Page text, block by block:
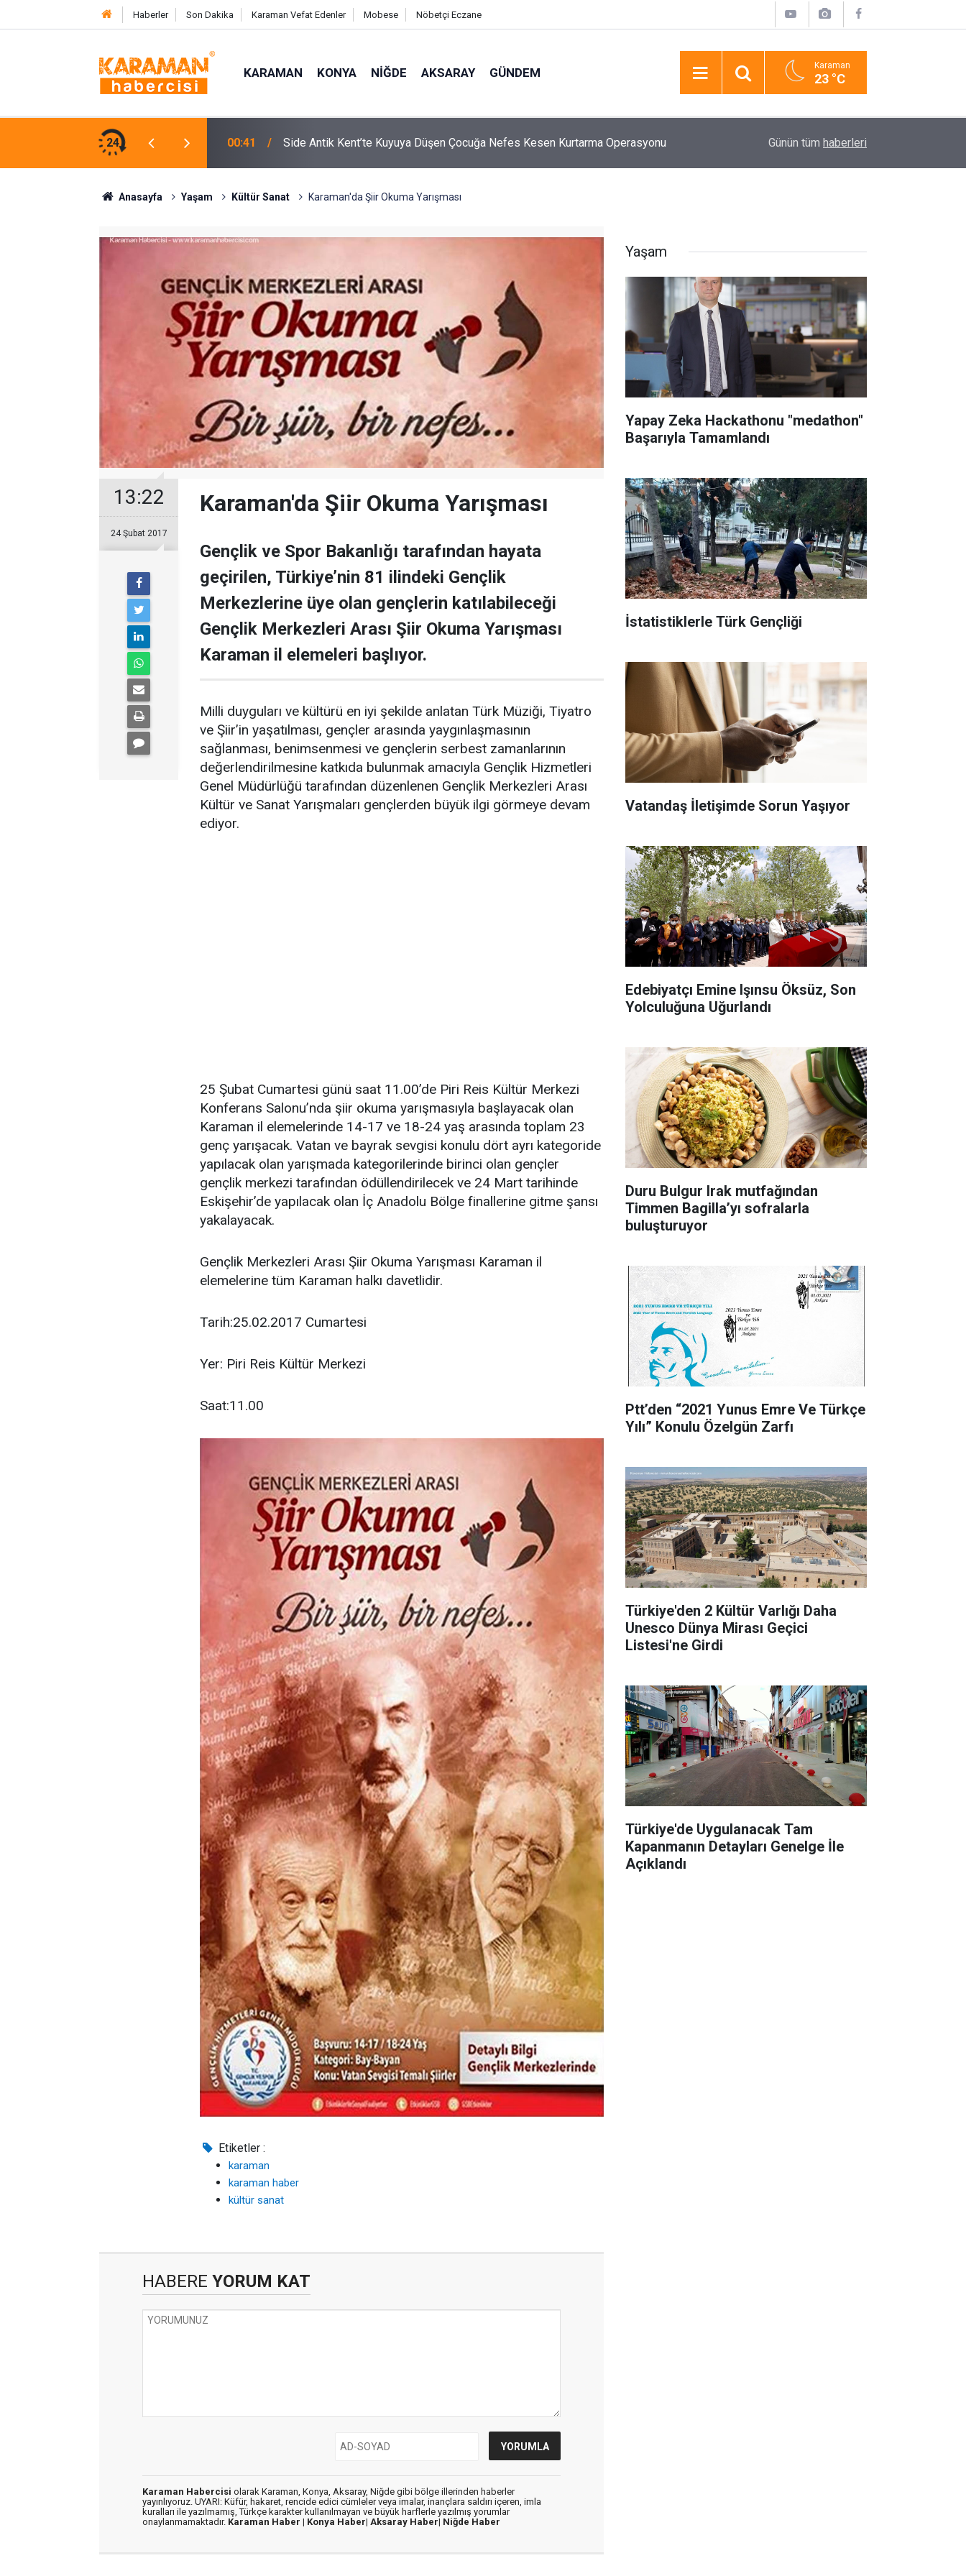
Haberler Son Dakika Karaman Vefat Edenler Mobese Nöbetçi Eczane
KARAMAN KONYA NIĞDE AKSARAY GÜNDEM Karaman
23 °C
24
Nefes Kesen Kurtarma Operasyonu 18:45 Alanya’da Mikroplastik Kirliliğine Karşı Mücadelenin Startı Verildi Pasajda Ölü Bulunan Eyüp Can Davası Sürüyor
Günün tüm haberleri
Anasayfa Yaşam Kültür Sanat Karaman'da Şiir Okuma Yarışması
13:22
24 Şubat 2017
Karaman'da Şiir Okuma Yarışması
Gençlik ve Spor Bakanlığı tarafından hayata
geçirilen, Türkiye’nin 81 ilindeki Gençlik
Merkezlerine üye olan gençlerin katılabileceği
Gençlik Merkezleri Arası Şiir Okuma Yarışması
Karaman il elemeleri başlıyor.
Milli duyguları ve kültürü en iyi şekilde anlatan Türk Müziği, Tiyatro
ve Şiir’in yaşatılması, gençler arasında yaygınlaşmasının
sağlanması, benimsenmesi ve gençlerin serbest zamanlarının
değerlendirilmesine katkıda bulunmak amacıyla Gençlik Hizmetleri
Genel Müdürlüğü tarafından düzenlenen Gençlik Merkezleri Arası
Kültür ve Sanat Yarışmaları gençlerden büyük ilgi görmeye devam
ediyor.
25 Şubat Cumartesi günü saat 11.00’de Piri Reis Kültür Merkezi
Konferans Salonu’nda şiir okuma yarışmasıyla başlayacak olan
Karaman il elemelerinde 14-17 ve 18-24 yaş arasında toplam 23
genç yarışacak. Vatan ve bayrak sevgisi konulu dört ayrı kategoride
yapılacak olan yarışmada kategorilerinde birinci olan gençler
gençlik merkezi tarafından ödüllendirilecek ve 24 Mart tarihinde
Eskişehir’de yapılacak olan İç Anadolu Bölge finallerine gitme şansı
yakalayacak.
Gençlik Merkezleri Arası Şiir Okuma Yarışması Karaman il
elemelerine tüm Karaman halkı davetlidir.
Tarih:25.02.2017 Cumartesi
Yer: Piri Reis Kültür Merkezi
Saat:11.00
Etiketler :
karaman
karaman haber
kültür sanat
HABERE YORUM KAT
Karaman Habercisi olarak Karaman, Konya, Aksaray, Niğde gibi bölge illerinden haberler
yayınlıyoruz. UYARI: Küfür, hakaret, rencide edici cümleler veya imalar, inançlara saldırı içeren, imla
kuralları ile yazılmamış, Türkçe karakter kullanılmayan ve büyük harflerle yazılmış yorumlar
onaylanmamaktadır. Karaman Haber | Konya Haber| Aksaray Haber| Niğde Haber
Yaşam
Yapay Zeka Hackathonu "medathon"
Başarıyla Tamamlandı
İstatistiklerle Türk Gençliği
Vatandaş İletişimde Sorun Yaşıyor
Edebiyatçı Emine Işınsu Öksüz, Son
Yolculuğuna Uğurlandı
Duru Bulgur Irak mutfağından
Timmen Bagilla’yı sofralarla
buluşturuyor
Ptt’den “2021 Yunus Emre Ve Türkçe
Yılı” Konulu Özelgün Zarfı
Türkiye'den 2 Kültür Varlığı Daha
Unesco Dünya Mirası Geçici
Listesi'ne Girdi
Türkiye'de Uygulanacak Tam
Kapanmanın Detayları Genelge İle
Açıklandı